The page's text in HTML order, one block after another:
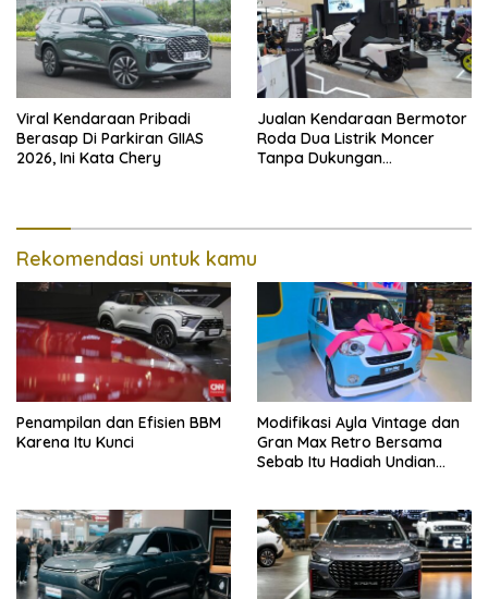
Viral Kendaraan Pribadi
Berasap Di Parkiran GIIAS
2026, Ini Kata Chery
Jualan Kendaraan Bermotor
Roda Dua Listrik Moncer
Tanpa Dukungan
Rekomendasi untuk kamu
Penampilan dan Efisien BBM
Karena Itu Kunci
Modifikasi Ayla Vintage dan
Gran Max Retro Bersama
Sebab Itu Hadiah Undian